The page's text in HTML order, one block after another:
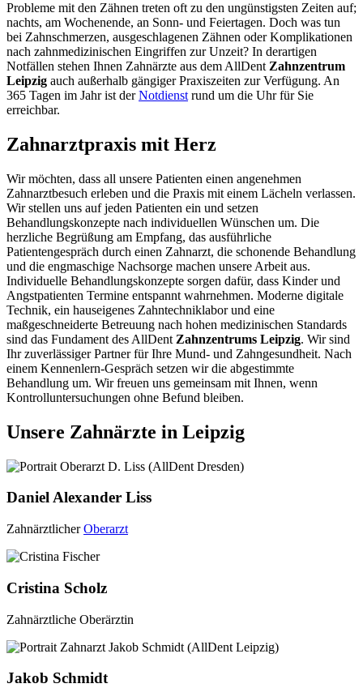
Probleme mit den Zähnen treten oft zu den ungünstigsten Zeiten auf;
nachts, am Wochenende, an Sonn- und Feiertagen. Doch was tun
bei Zahnschmerzen, ausgeschlagenen Zähnen oder Komplikationen
nach zahnmedizinischen Eingriffen zur Unzeit? In derartigen
Notfällen stehen Ihnen Zahnärzte aus dem AllDent Zahnzentrum
Leipzig auch außerhalb gängiger Praxiszeiten zur Verfügung. An
365 Tagen im Jahr ist derNotdienst rund um die Uhr für Sie
erreichbar.
Zahnarztpraxis mit Herz
Wir möchten, dass all unsere Patienten einen angenehmen
Zahnarztbesuch erleben und die Praxis mit einem Lächeln verlassen.
Wir stellen uns auf jeden Patienten ein und setzen
Behandlungskonzepte nach individuellen Wünschen um. Die
herzliche Begrüßung am Empfang, das ausführliche
Patientengespräch durch einen Zahnarzt, die schonende Behandlung
und die engmaschige Nachsorge machen unsere Arbeit aus.
Individuelle Behandlungskonzepte sorgen dafür, dass Kinder und
Angstpatienten Termine entspannt wahrnehmen. Moderne digitale
Technik, ein hauseigenes Zahntechniklabor und eine
maßgeschneiderte Betreuung nach hohen medizinischen Standards
sind das Fundament des AllDent Zahnzentrums Leipzig. Wir sind
Ihr zuverlässiger Partner für Ihre Mund- und Zahngesundheit. Nach
einem Kennenlern-Gespräch setzen wir die abgestimmte
Behandlung um. Wir freuen uns gemeinsam mit Ihnen, wenn
Kontrolluntersuchungen ohne Befund bleiben.
Unsere Zahnärzte in Leipzig
Daniel Alexander Liss
ZahnärztlicherOberarzt
Cristina Scholz
Zahnärztliche Oberärztin
Jakob Schmidt